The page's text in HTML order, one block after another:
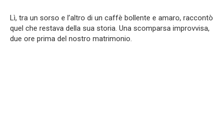
Lì, tra un sorso e l’altro di un caffè bollente e amaro, raccontò
quel che restava della sua storia. Una scomparsa improvvisa,
due ore prima del nostro matrimonio.